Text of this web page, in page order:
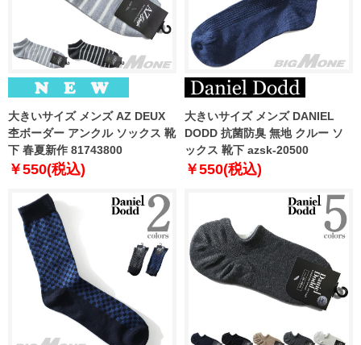
大きいサイズ メンズ AZ DEUX
杢ボーダー アンクル ソックス 靴
下 春夏新作 81743800
￥550(税込)
大きいサイズ メンズ DANIEL
DODD 抗菌防臭 無地 クルー ソ
ックス 靴下 azsk-20500
￥550(税込)